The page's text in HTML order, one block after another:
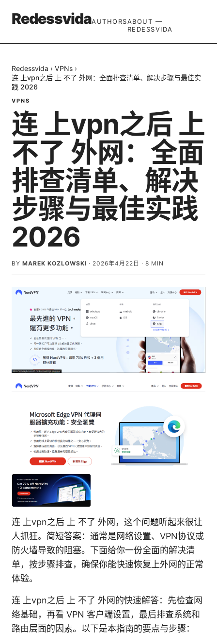
RedessvidaAUTHORSABOUT —
REDESSVIDA
Redessvida › VPNs ›
连 上vpn之后 上 不了 外网：全面排查清单、解决步骤与最佳实
践 2026
VPNS
连 上vpn之后 上
不了 外网：全面
排查清单、解决
步骤与最佳实践
2026
BY MAREK KOZLOWSKI · 2026年4月22日 · 8 MIN
连 上vpn之后 上 不了 外网，这个问题听起来很让
人抓狂。简短答案：通常是网络设置、VPN协议或
防火墙导致的阻塞。下面给你一份全面的解决清
单，按步骤排查，确保你能快速恢复上外网的正常
体验。
连 上vpn之后 上 不了 外网的快速解答：先检查网
络基础，再看 VPN 客户端设置，最后排查系统和
路由层面的因素。以下是本指南的要点与步骤：